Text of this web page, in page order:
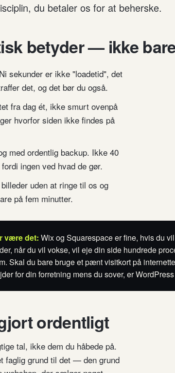
du betaler os for at beherske.
betyder — ikke
sekunder er ikke "loadetid", det
det, og det bør du også.
fra dag ét, ikke smurt ovenpå
hvorfor siden ikke findes på
med ordentlig backup. Ikke 40
ingen ved hvad de gør.
uden at ringe til os og
på fem minutter.
være det: Wix og Squarespace er fine, hvis du
når du vil vokse, vil eje din side hundrede
Skal du bare bruge et pænt visitkort på
for din forretning mens du sover, er
ordentligt
tal, ikke dem du håbede på.
faglig grund til det — den grund